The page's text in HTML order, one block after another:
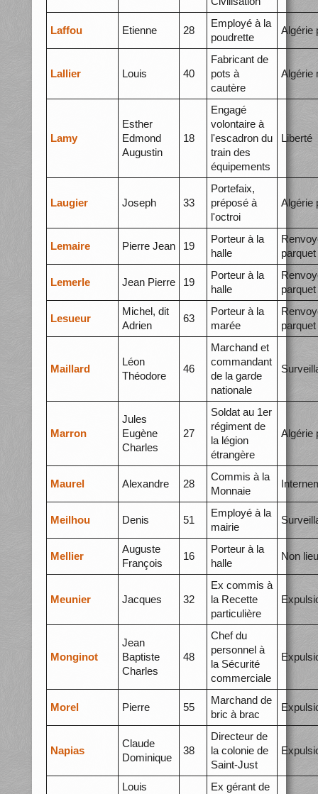
Laffou Etienne 28
Employé à la
poudrette
Algérie
Lallier Louis 40
Fabricant de
pots à
cautère
Algérie
Lamy
Esther
Edmond
Augustin
18
Engagé
volontaire à
l'escadron du
train des
équipements
Liberté
Laugier Joseph 33
Portefaix,
préposé à
l'octroi
Algérie
Lemaire Pierre Jean 19
Porteur à la
halle
parquet
Lemerle Jean Pierre 19
Porteur à la
halle
parquet
Lesueur
Michel, dit
Adrien
63
Porteur à la
marée
parquet
Maillard
Léon
Théodore
46
Marchand et
commandant
de la garde
nationale
Marron
Jules
Eugène
Charles
27
Soldat au 1er
régiment de
la légion
étrangère
Algérie
Maurel Alexandre 28
Commis à la
Monnaie
Meilhou Denis 51
Employé à la
mairie
Mellier
Auguste
François
16
Porteur à la
halle
Non lieu
Meunier Jacques 32
Ex commis à
la Recette
particulière
Monginot
Jean
Baptiste
Charles
48
Chef du
personnel à
la Sécurité
commerciale
Morel Pierre 55
Marchand de
bric à brac
Napias
Claude
Dominique
38
Directeur de
la colonie de
Saint-Just
Louis Ex gérant de